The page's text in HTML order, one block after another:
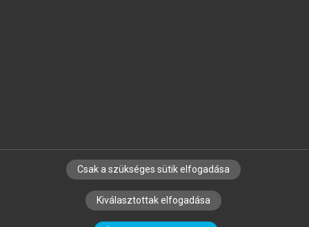
SZERZŐKNEK CÉGEKNEK KÖNYVTÁROSOKNAK
SZERKESZTÉSI ÉS LEKTORÁLÁSI ALAPELVEK
Csak a szükséges sütik elfogadása
Kiválasztottak elfogadása